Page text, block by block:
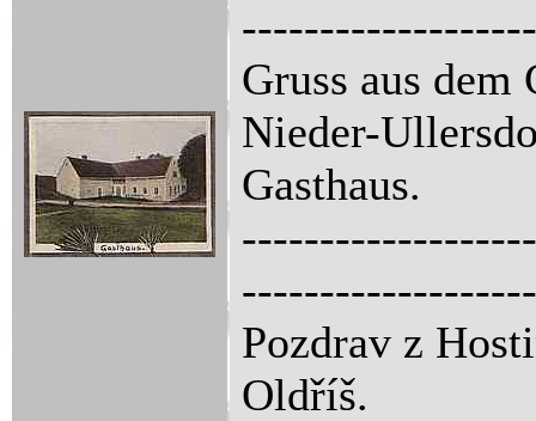
-------------------
Gruss aus dem
Nieder-
Gasthaus.
-------------------
Pozdrav z
Oldříš.